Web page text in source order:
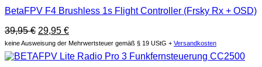
BetaFPV F4 Brushless 1s Flight Controller (Frsky Rx + OSD)
39,95€ Original
price
was:
39,95 €.
29,95 €Current
price
is:
29,95 €.
keine Ausweisung der Mehrwertsteuer gemäß § 19 UStG + Versandkosten